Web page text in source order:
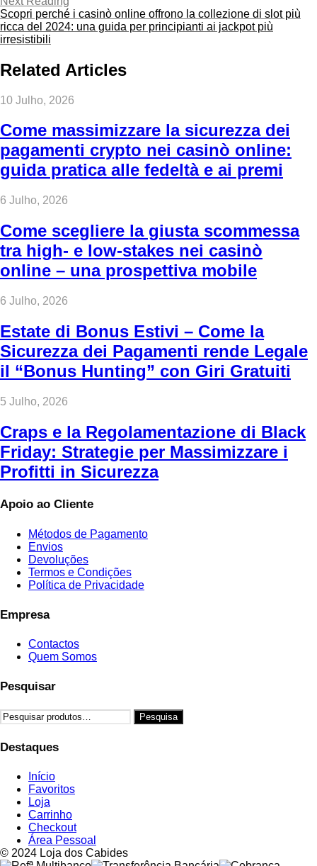
Scopri perché i casinò online offrono la collezione di slot più
ricca del 2024: una guida per principianti ai jackpot più
irresistibili
Related Articles
10 Julho, 2026
Come massimizzare la sicurezza dei
pagamenti crypto nei casinò online:
guida pratica alle fedeltà e ai premi
6 Julho, 2026
Come scegliere la giusta scommessa
tra high‑ e low‑stakes nei casinò
online – una prospettiva mobile
6 Julho, 2026
Estate di Bonus Estivi – Come la
Sicurezza dei Pagamenti rende Legale
il “Bonus Hunting” con Giri Gratuiti
5 Julho, 2026
Craps e la Regolamentazione di Black
Friday: Strategie per Massimizzare i
Profitti in Sicurezza
Apoio ao Cliente
Métodos de Pagamento
Envios
Devoluções
Termos e Condições
Política de Privacidade
Empresa
Contactos
Quem Somos
Pesquisar
Pesquisar
por:
Pesquisa
Destaques
Início
Favoritos
Loja
Carrinho
Checkout
Área Pessoal
© 2024 Loja dos Cabides